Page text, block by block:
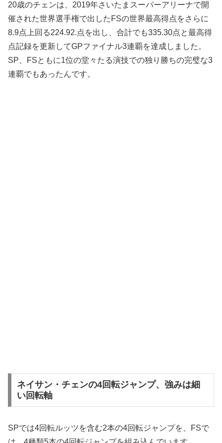
20歳のチェンは、2019年さいたまスーパーアリーナで開
催された世界選手権で出したFSの世界最高得点をさらに
8.9点上回る224.92.点を出し、合計でも335.30点と最高得
点記録を更新してGPファイナル3連覇を達成しました。
SP、FSともに1位の堂々たる演技での独り勝ちの完璧な3
連覇でもあったんです。
ネイサン・チェンの4回転ジャンプ、強みは細
い回転軸
SPでは4回転ルッツを含む2本の4回転ジャンプを、FSで